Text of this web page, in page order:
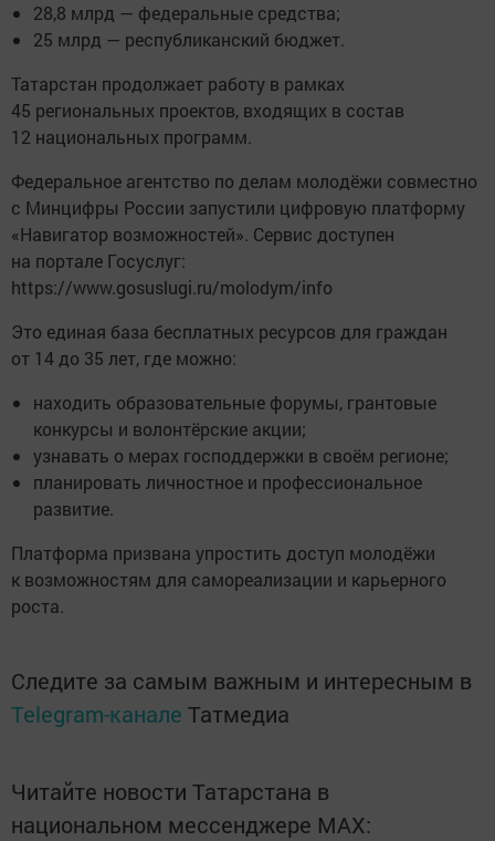
28,8 млрд — федеральные средства;
25 млрд — республиканский бюджет.
Татарстан продолжает работу в рамках
45 региональных проектов, входящих в состав
12 национальных программ.
Федеральное агентство по делам молодёжи совместно
с Минцифры России запустили цифровую платформу
«Навигатор возможностей». Сервис доступен
на портале Госуслуг:
https://www.gosuslugi.ru/molodym/info
Это единая база бесплатных ресурсов для граждан
от 14 до 35 лет, где можно:
находить образовательные форумы, грантовые
конкурсы и волонтёрские акции;
узнавать о мерах господдержки в своём регионе;
планировать личностное и профессиональное
развитие.
Платформа призвана упростить доступ молодёжи
к возможностям для самореализации и карьерного
роста.
Следите за самым важным и интересным в
Telegram-канале Татмедиа
Читайте новости Татарстана в
национальном мессенджере MАХ: